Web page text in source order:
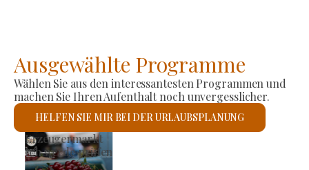
Ausgewählte Programme
Wählen Sie aus den interessantesten Programmen und
machen Sie Ihren Aufenthalt noch unvergesslicher.
HELFEN SIE MIR BEI DER URLAUBSPLANUNG
Römisch-katholische Kirche St. László
Ich werde prüfen